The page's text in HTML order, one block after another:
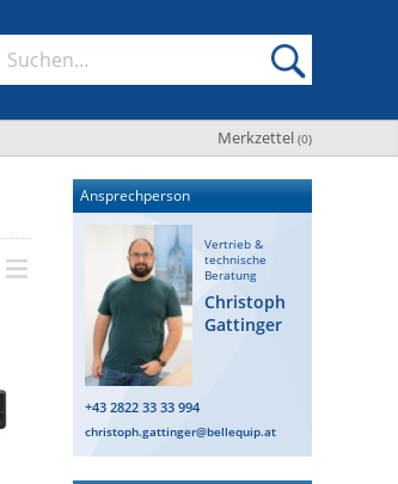
Merkzettel (0)
Ansprechperson
Vertrieb &
technische
Beratung
Christoph
Gattinger
+43 2822 33 33 994
christoph.gattinger@bellequip.at